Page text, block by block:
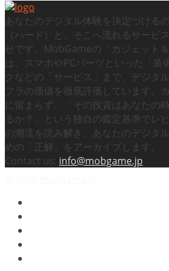
あなたのデジタル体験を決定づける
（ハード）と、そこへ流れるサービ
せです。MobGameの「ガジェット
は、スマホやPCパーツといった「装
クなどの「サービス」まで、デジタ
フラの価値を徹底評価しています。
に留まらず、「その投資はあなたの
るか？」という独自の鑑定基準でレ
の潮流を読み解き、あなたのデジタ
めの「正解」をアーカイブします。
Contact us: info@mobgame.jp